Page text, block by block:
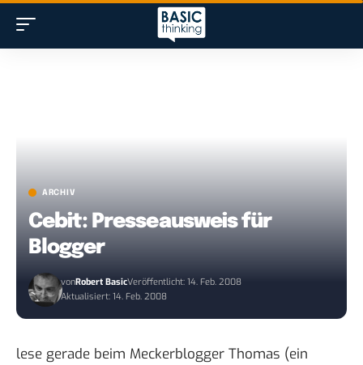
ARCHIV
Cebit: Presseausweis für
Blogger
vonRobert BasicVeröffentlicht: 14. Feb. 2008
Aktualisiert: 14. Feb. 2008
lese gerade beim Meckerblogger Thomas (ein